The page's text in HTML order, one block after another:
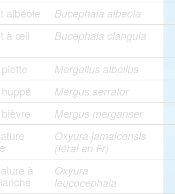
albéole Bucephala albeola
à œil Bucephala clangula
Mergellus albellus
Mergus serrator
Mergus merganser
Oxyura jamaicensis
(féral en Fr)
à
Oxyura
leucocephala